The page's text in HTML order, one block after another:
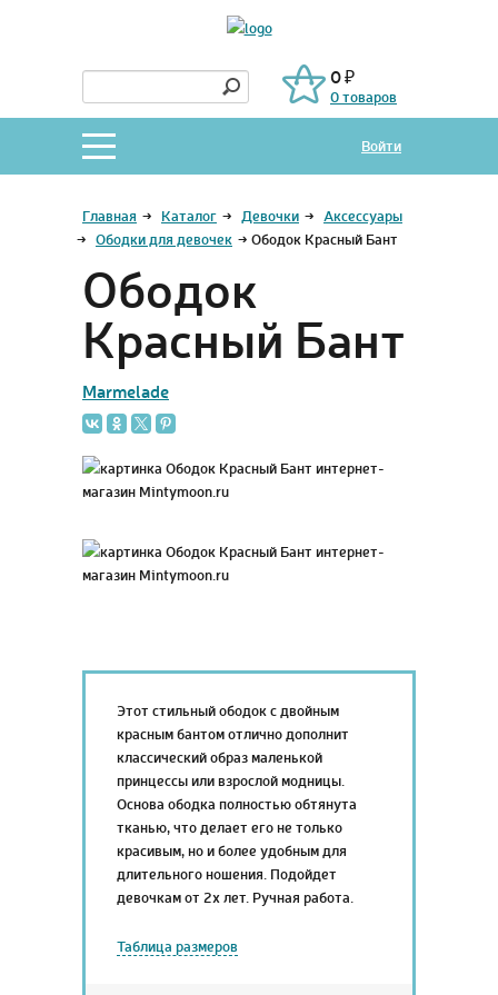
0 ₽
0 товаров
Войти
Главная → Каталог → Девочки → Аксессуары
→ Ободки для девочек → Ободок Красный Бант
Ободок
Красный Бант
Marmelade
Этот стильный ободок с двойным
красным бантом отлично дополнит
классический образ маленькой
принцессы или взрослой модницы.
Основа ободка полностью обтянута
тканью, что делает его не только
красивым, но и более удобным для
длительного ношения. Подойдет
девочкам от 2х лет. Ручная работа.
Таблица размеров